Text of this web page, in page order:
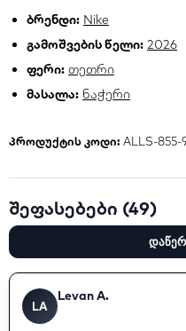
ბრენდი: Nike
გამოშვების წელი: 2026
ფერი: თეთრი
მასალა: ნაჭერი
პროდუქტის კოდი: ALLS-855-
შეფასებები (49)
LA
Levan A.